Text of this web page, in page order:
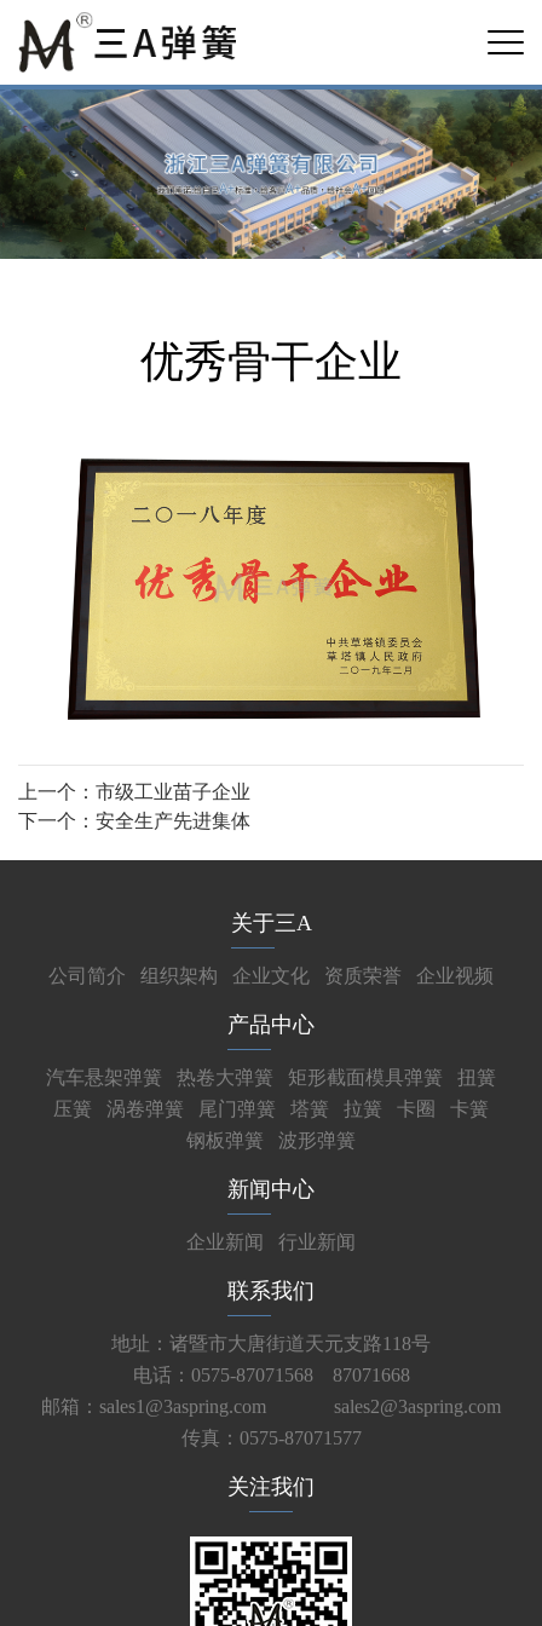
优秀骨干企业
上一个： 市级工业苗子企业
下一个： 安全生产先进集体
关于三A
公司简介 组织架构 企业文化 资质荣誉 企业视频
产品中心
汽车悬架弹簧 热卷大弹簧 矩形截面模具弹簧
扭簧
压簧
涡卷弹簧 尾门弹簧 塔簧 拉簧 卡圈
卡簧
钢板弹簧
波形弹簧
新闻中心
企业新闻 行业新闻
联系我们
地址：诸暨市大唐街道天元支路118号
电话：0575-87071568 87071668
邮箱：sales1@3aspring.com
sales2@3aspring.com
传真：0575-87071577
关注我们